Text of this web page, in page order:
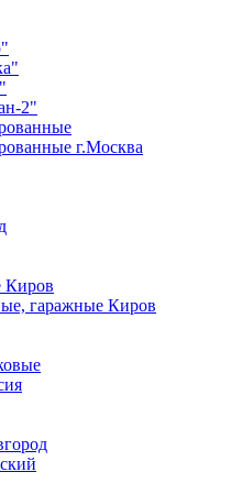
2"
г.Москва
Киров
гаражные Киров